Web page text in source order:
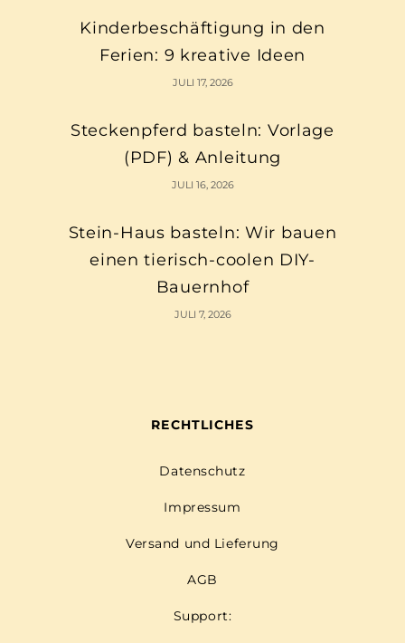
Kinderbeschäftigung in den
Ferien: 9 kreative Ideen
JULI 17, 2026
Steckenpferd basteln: Vorlage
(PDF) & Anleitung
JULI 16, 2026
Stein-Haus basteln: Wir bauen
einen tierisch-coolen DIY-
Bauernhof
JULI 7, 2026
RECHTLICHES
Datenschutz
Impressum
Versand und Lieferung
AGB
Support: